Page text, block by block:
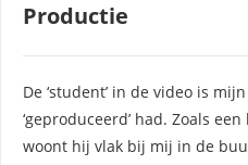
Productie
De ‘student’ in de video is
‘geproduceerd’ had. Zoals
woont hij vlak bij mij in de